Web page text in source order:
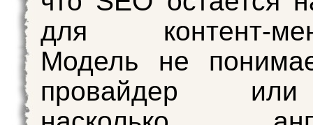
для контент-
Модель не
провайдер